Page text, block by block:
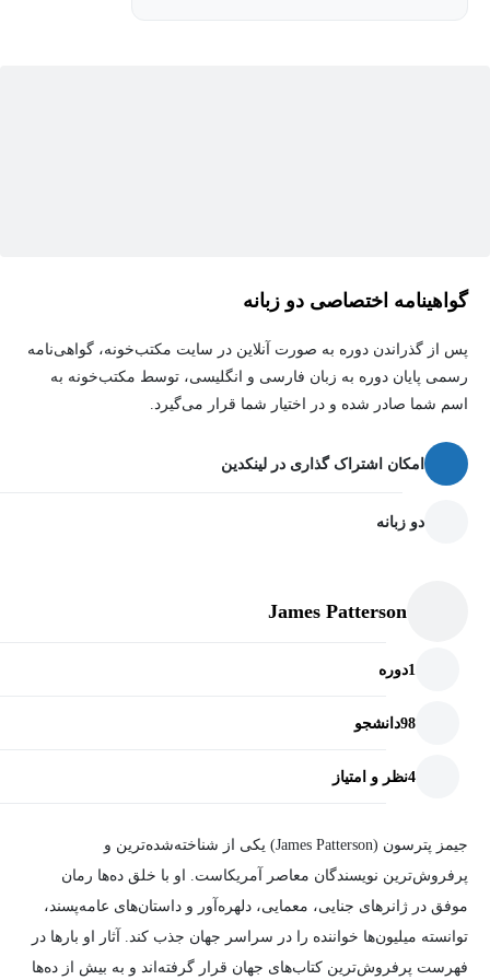
گواهینامه اختصاصی دو زبانه
پس از گذراندن دوره به صورت آنلاین در سایت مکتب‌خونه، گواهی‌نامه
رسمی پایان دوره به زبان فارسی و انگلیسی، توسط مکتب‌خونه به
اسم شما صادر شده و در اختیار شما قرار می‌گیرد.
امکان اشتراک گذاری در لینکدین
دو زبانه
James Patterson
1دوره
98دانشجو
4نظر و امتیاز
جیمز پترسون (James Patterson) یکی از شناخته‌شده‌ترین و
پرفروش‌ترین نویسندگان معاصر آمریکاست. او با خلق ده‌ها رمان
موفق در ژانرهای جنایی، معمایی، دلهره‌آور و داستان‌های عامه‌پسند،
توانسته میلیون‌ها خواننده را در سراسر جهان جذب کند. آثار او بارها در
فهرست پرفروش‌ترین کتاب‌های جهان قرار گرفته‌اند و به بیش از ده‌ها